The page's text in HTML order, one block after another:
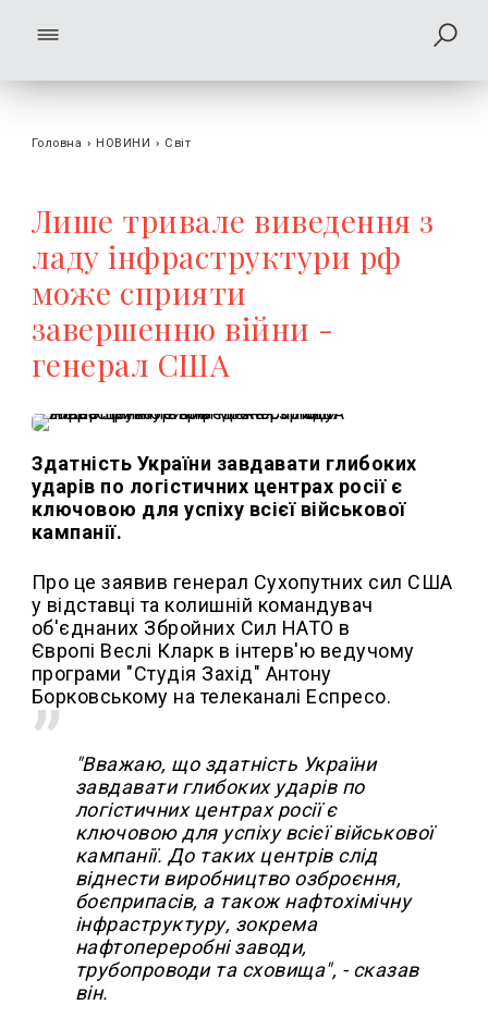
Головна › НОВИНИ › Світ
Лише тривале виведення з
ладу інфраструктури рф
може сприяти
завершенню війни -
генерал США
Здатність України завдавати глибоких
ударів по логістичних центрах росії є
ключовою для успіху всієї військової
кампанії.
Про це заявив генерал Сухопутних сил США
у відставці та колишній командувач
об'єднаних Збройних Сил НАТО в
Європі Веслі Кларк в інтерв'ю ведучому
програми "Студія Захід" Антону
Борковському на телеканалі Еспресо.
"Вважаю, що здатність України
завдавати глибоких ударів по
логістичних центрах росії є
ключовою для успіху всієї військової
кампанії. До таких центрів слід
віднести виробництво озброєння,
боєприпасів, а також нафтохімічну
інфраструктуру, зокрема
нафтопереробні заводи,
трубопроводи та сховища", - сказав
він.